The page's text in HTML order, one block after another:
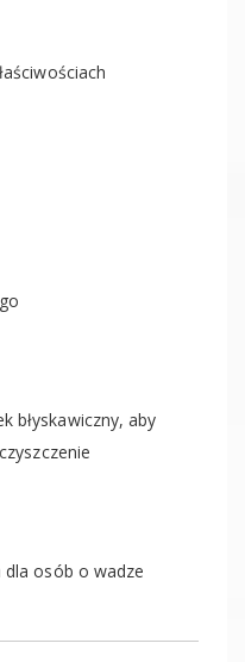
błyskawiczny, aby
osób o wadze